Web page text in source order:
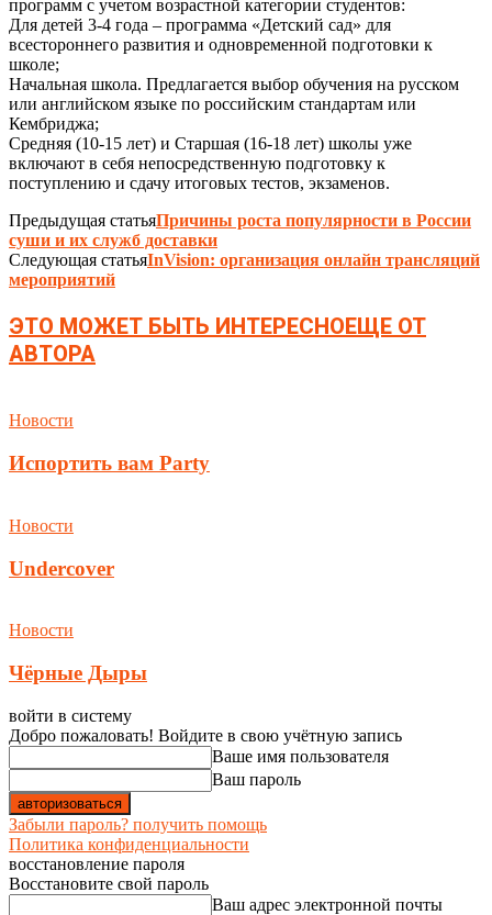
программ с учетом возрастной категории студентов:
Для детей 3-4 года – программа «Детский сад» для
всестороннего развития и одновременной подготовки к
школе;
Начальная школа. Предлагается выбор обучения на русском
или английском языке по российским стандартам или
Кембриджа;
Средняя (10-15 лет) и Старшая (16-18 лет) школы уже
включают в себя непосредственную подготовку к
поступлению и сдачу итоговых тестов, экзаменов.
Предыдущая статьяПричины роста популярности в России
суши и их служб доставки
Следующая статьяInVision: организация онлайн трансляций
мероприятий
ЭТО МОЖЕТ БЫТЬ ИНТЕРЕСНОЕЩЕ ОТ
АВТОРА
Новости
Испортить вам Party
Новости
Undercover
Новости
Чёрные Дыры
войти в систему
Добро пожаловать! Войдите в свою учётную запись
Ваше имя пользователя
Ваш пароль
Забыли пароль? получить помощь
Политика конфиденциальности
восстановление пароля
Восстановите свой пароль
Ваш адрес электронной почты